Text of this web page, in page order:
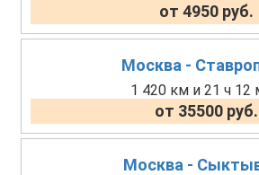
от 4950 руб.
Москва -
1 420 км и 21 ч 12
от 35500 руб.
Москва -